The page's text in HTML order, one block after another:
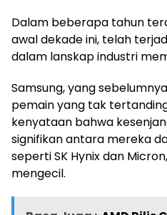
Dalam beberapa tahun
awal dekade ini, telah
dalam lanskap industri
Samsung, yang
pemain yang tak
kenyataan bahwa
signifikan antara mereka
seperti SK Hynix dan
mengecil.